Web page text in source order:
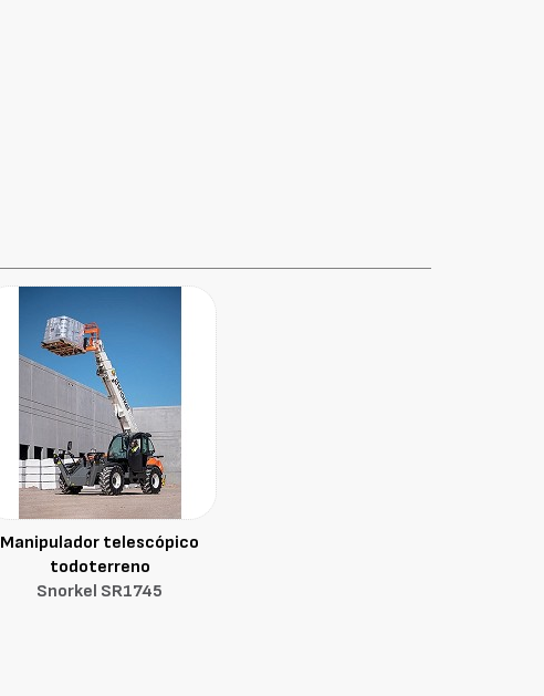
Manipulador telescópico
todoterreno
Snorkel SR1745